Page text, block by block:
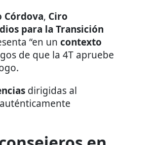
Córdova, Ciro
para la Transición
“en un contexto
de que la 4T apruebe
dirigidas al
auténticamente